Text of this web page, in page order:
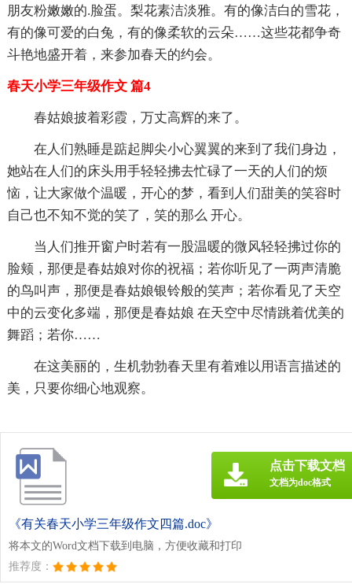
朋友粉嫩嫩的.脸蛋。梨花素洁淡雅。有的像洁白的雪花，
有的像可爱的白兔，有的像柔软的云朵……这些花都争奇
斗艳地盛开着，来参加春天的约会。
春天小学三年级作文 篇4
春姑娘披着彩霞，万丈高辉的来了。
在人们熟睡是踮起脚尖小心翼翼的来到了我们身边，
她站在人们的床头用手轻轻拂去忙碌了一天的人们的烦
恼，让大家做个温暖，开心的梦，看到人们甜美的笑容时
自己也不知不觉的笑了，笑的那么 开心。
当人们推开窗户时若有一股温暖的微风轻轻拂过你的
脸颊，那便是春姑娘对你的祝福；若你听见了一两声清脆
的鸟叫声，那便是春姑娘银铃般的笑声；若你看见了天空
中的云变化多端，那便是春姑娘 在天空中尽情跳着优美的
舞蹈；若你……
在这美丽的，生机勃勃春天里有着难以用语言描述的
美，只要你细心地观察。
《有关春天小学三年级作文四篇.doc》
将本文的Word文档下载到电脑，方便收藏和打印
推荐度：
点击下载文档
文档为doc格式